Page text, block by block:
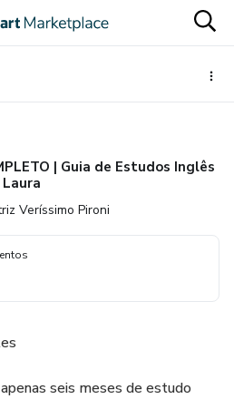
| Guia de Estudos Inglês
Veríssimo Pironi
seis meses de estudo